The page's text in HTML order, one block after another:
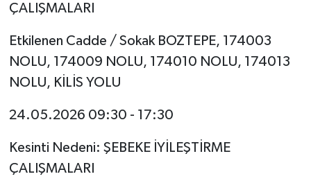
ÇALIŞMALARI
Etkilenen Cadde / Sokak BOZTEPE, 174003
NOLU, 174009 NOLU, 174010 NOLU, 174013
NOLU, KİLİS YOLU
24.05.2026 09:30 - 17:30
Kesinti Nedeni: ŞEBEKE İYİLEŞTİRME
ÇALIŞMALARI
Yemek